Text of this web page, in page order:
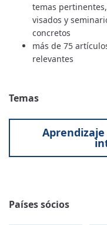
temas
visados y
concretos
más de 75
relevantes
Temas
Países sócios